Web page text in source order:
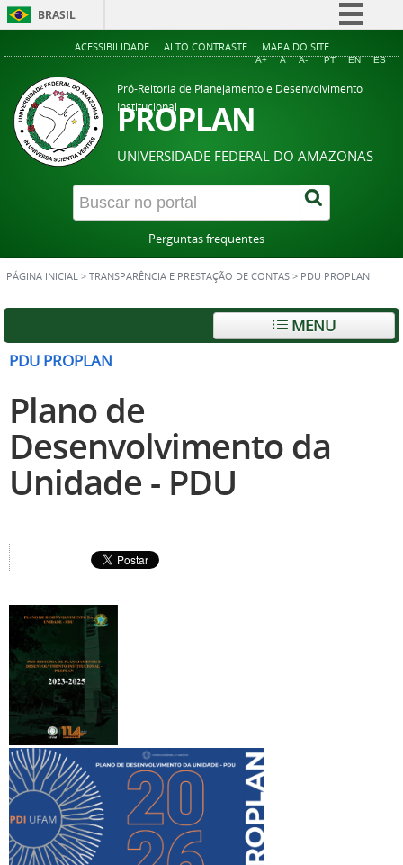
BRASIL
Simplifique!
Acesso à informação
Legislação
Canais
ACESSIBILIDADE ALTO CONTRASTE MAPA DO SITE
A+ A A- PT EN ES
Pró-Reitoria de Planejamento e Desenvolvimento
Institucional
PROPLAN
UNIVERSIDADE FEDERAL DO AMAZONAS
Perguntas frequentes
PÁGINA INICIAL > TRANSPARÊNCIA E PRESTAÇÃO DE CONTAS > PDU PROPLAN
MENU
PDU PROPLAN
Plano de
Desenvolvimento da
Unidade - PDU